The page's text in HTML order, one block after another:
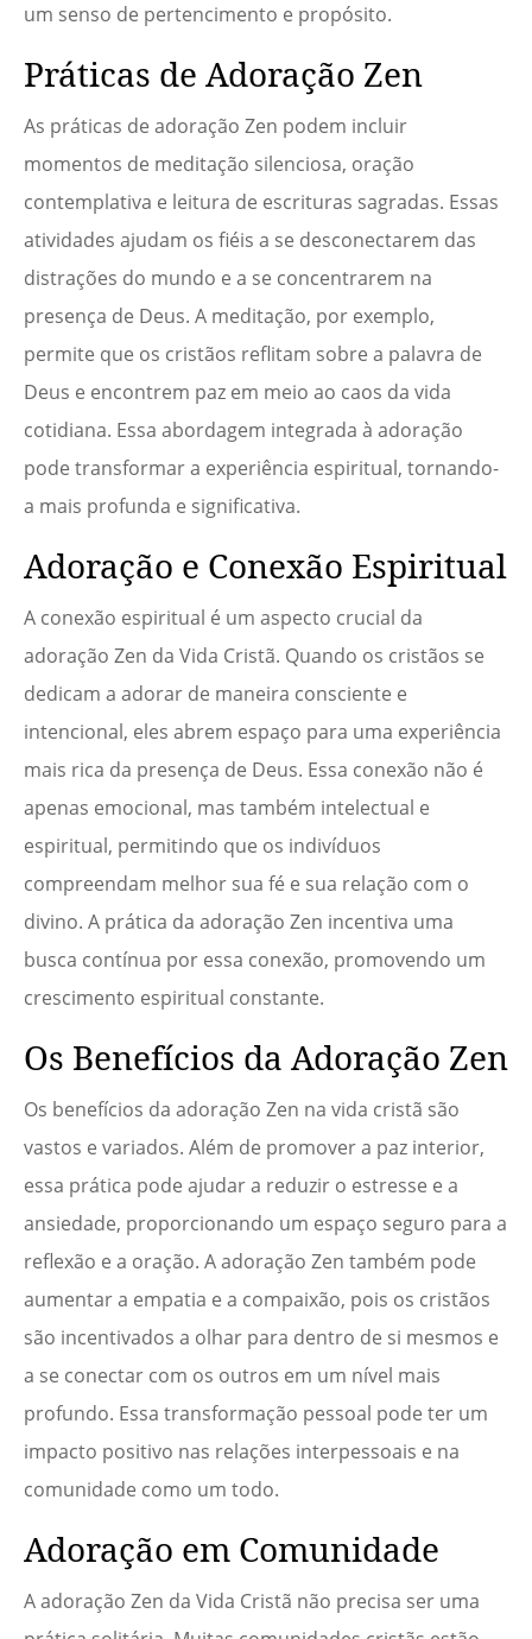
um senso de pertencimento e propósito.
Práticas de Adoração Zen
As práticas de adoração Zen podem incluir
momentos de meditação silenciosa, oração
contemplativa e leitura de escrituras sagradas. Essas
atividades ajudam os fiéis a se desconectarem das
distrações do mundo e a se concentrarem na
presença de Deus. A meditação, por exemplo,
permite que os cristãos reflitam sobre a palavra de
Deus e encontrem paz em meio ao caos da vida
cotidiana. Essa abordagem integrada à adoração
pode transformar a experiência espiritual, tornando-
a mais profunda e significativa.
Adoração e Conexão Espiritual
A conexão espiritual é um aspecto crucial da
adoração Zen da Vida Cristã. Quando os cristãos se
dedicam a adorar de maneira consciente e
intencional, eles abrem espaço para uma experiência
mais rica da presença de Deus. Essa conexão não é
apenas emocional, mas também intelectual e
espiritual, permitindo que os indivíduos
compreendam melhor sua fé e sua relação com o
divino. A prática da adoração Zen incentiva uma
busca contínua por essa conexão, promovendo um
crescimento espiritual constante.
Os Benefícios da Adoração Zen
Os benefícios da adoração Zen na vida cristã são
vastos e variados. Além de promover a paz interior,
essa prática pode ajudar a reduzir o estresse e a
ansiedade, proporcionando um espaço seguro para a
reflexão e a oração. A adoração Zen também pode
aumentar a empatia e a compaixão, pois os cristãos
são incentivados a olhar para dentro de si mesmos e
a se conectar com os outros em um nível mais
profundo. Essa transformação pessoal pode ter um
impacto positivo nas relações interpessoais e na
comunidade como um todo.
Adoração em Comunidade
A adoração Zen da Vida Cristã não precisa ser uma